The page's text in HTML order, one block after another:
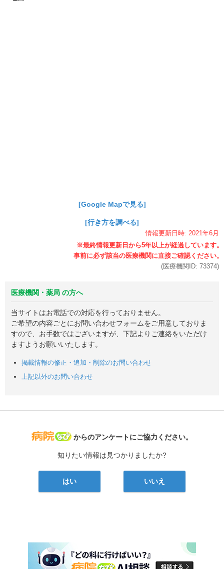
[Google Mapで見る]
[行き方を調べる]
情報更新日時: 2021年6月
(医療機関ID: 73374)
医療機関・薬局 の方へ
当サイトはお電話での対応を行っておりません。
ご希望の内容ごとにお問い合わせフォームをご用意しておりま
すので、お手数ではございますが、下記よりご連絡をいただけ
ますようお願いいたします。
掲載情報の修正・追加・削除のお問い合わせ
上記以外のお問い合わせ
病院なび
からのアンケートにご協力ください。
知りたい情報は見つかりましたか?
はい いいえ